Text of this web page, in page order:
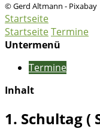
© Gerd Altmann - Pixabay
Startseite
StartseiteTermine
Untermenü
Termine
Inhalt
1. Schultag (